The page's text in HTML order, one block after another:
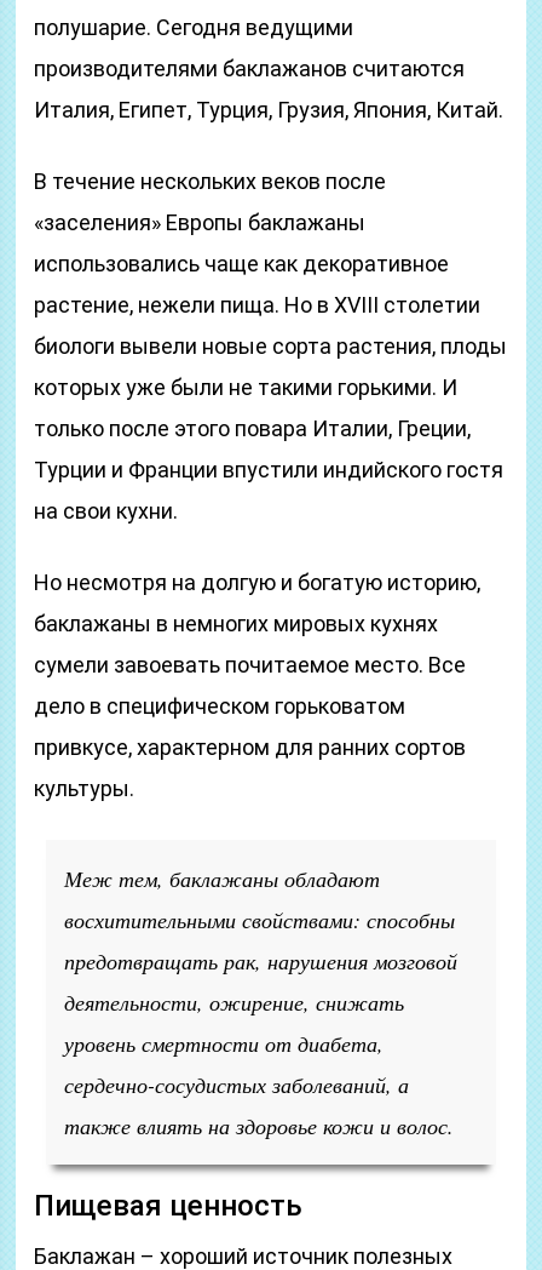
полушарие. Сегодня ведущими
производителями баклажанов считаются
Италия, Египет, Турция, Грузия, Япония, Китай.
В течение нескольких веков после
«заселения» Европы баклажаны
использовались чаще как декоративное
растение, нежели пища. Но в XVIII столетии
биологи вывели новые сорта растения, плоды
которых уже были не такими горькими. И
только после этого повара Италии, Греции,
Турции и Франции впустили индийского гостя
на свои кухни.
Но несмотря на долгую и богатую историю,
баклажаны в немногих мировых кухнях
сумели завоевать почитаемое место. Все
дело в специфическом горьковатом
привкусе, характерном для ранних сортов
культуры.
Меж тем, баклажаны обладают
восхитительными свойствами: способны
предотвращать рак, нарушения мозговой
деятельности, ожирение, снижать
уровень смертности от диабета,
сердечно-сосудистых заболеваний, а
также влиять на здоровье кожи и волос.
Пищевая ценность
Баклажан – хороший источник полезных